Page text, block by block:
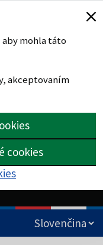
aby mohla táto
akceptovaním
cookies